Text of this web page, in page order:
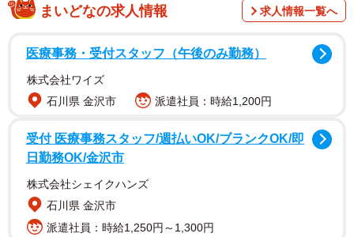
まいどなの求人情報 求人情報一覧へ
医療事務・受付スタッフ（午後のみ勤務）
株式会社ワイズ
石川県 金沢市
派遣社員：時給1,200円
受付 医療事務スタッフ/週払いOK/ブランクOK/即
日勤務OK/金沢市
株式会社シェイクハンズ
石川県 金沢市
派遣社員：時給1,250円～1,300円